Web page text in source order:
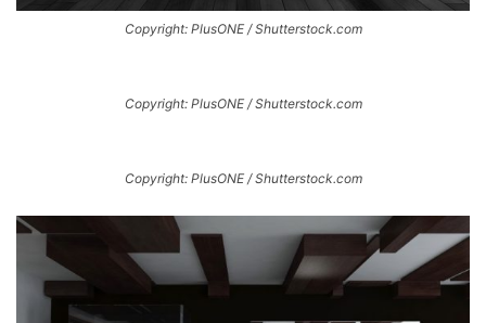
Copyright: PlusONE / Shutterstock.com
Copyright: PlusONE / Shutterstock.com
Copyright: PlusONE / Shutterstock.com